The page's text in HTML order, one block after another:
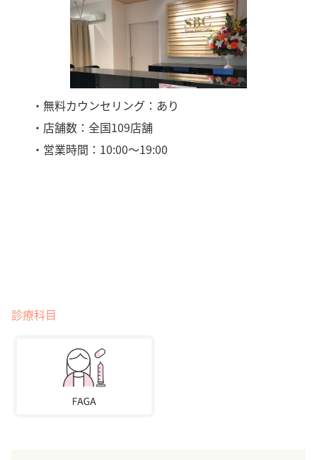
・無料カウンセリング：あり
・店舗数：全国109店舗
・営業時間：10:00〜19:00
診療科目